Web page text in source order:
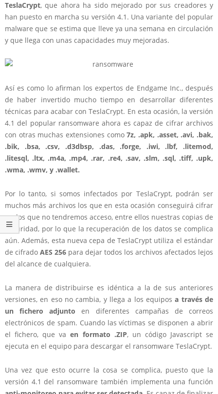
TeslaCrypt, que ahora ha sido mejorado por sus creadores y
han puesto en marcha su versión 4.1. Una variante del popular
malware que se estima que lleve ya una semana en circulación
y que llega con unas capacidades muy mejoradas.
Así es como lo afirman los expertos de Endgame Inc., después
de haber invertido mucho tiempo en desarrollar diferentes
técnicas para acabar con TeslaCrypt. En esta ocasión, la versión
4.1 del popular ransomware ahora es capaz de cifrar archivos
con otras muchas extensiones como7z, .apk, .asset, .avi, .bak,
.bik, .bsa, .csv, .d3dbsp, .das, .forge, .iwi, .lbf, .litemod,
.litesql, .ltx, .m4a, .mp4, .rar, .re4, .sav, .slm, .sql, .tiff, .upk,
.wma, .wmv, y .wallet.
Por lo tanto, si somos infectados por TeslaCrypt, podrán ser
muchos más archivos los que en esta ocasión conseguirá cifrar
y a los que no tendremos acceso, entre ellos nuestras copias de
seguridad, por lo que la recuperación de los datos se complica
aún. Además, esta nueva cepa de TeslaCrypt utiliza el estándar
de cifrado AES 256 para dejar todos los archivos afectados lejos
del alcance de cualquiera.
La manera de distribuirse es idéntica a la de sus anteriores
versiones, en eso no cambia, y llega a los equiposa través de
un fichero adjunto en diferentes campañas de correos
electrónicos de spam. Cuando las víctimas se disponen a abrir
el fichero, que vaen formato .ZIP, un código Javascript se
ejecuta en el equipo para descargar el ransomware TeslaCrypt.
Una vez que esto ocurre la cosa se complica, puesto que la
versión 4.1 del ransomware también implementa una función